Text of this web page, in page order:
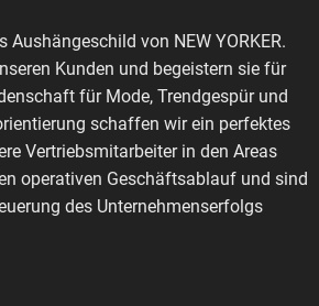
Aushängeschild von NEW YORKER.
Kunden und begeistern sie für
für Mode, Trendgespür und
schaffen wir ein perfektes
Vertriebsmitarbeiter in den Areas
operativen Geschäftsablauf und sind
des Unternehmenserfolgs